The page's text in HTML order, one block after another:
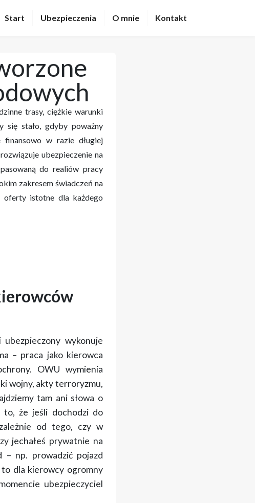
Start Ubezpieczenia O mnie Kontakt
trasy, ciężkie warunki
się stało, gdyby poważny
finansowo w razie długiej
ubezpieczenie na
do realiów pracy
zakresem świadczeń na
oferty istotne dla każdego
wykonuje
– praca jako kierowca
. OWU wymienia
wojny, akty terroryzmu,
tam ani słowa o
to, że jeśli dochodzi do
od tego, czy w
jechałeś prywatnie na
– np. prowadzić pojazd
to dla kierowcy ogromny
ubezpieczyciel